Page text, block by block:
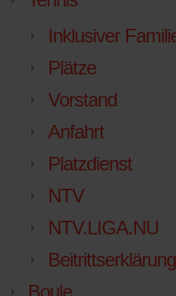
Inklusiver
Plätze
Vorstand
Anfahrt
Platzdienst
NTV
NTV.LIGA.NU
Beitrittserklärung
Boule